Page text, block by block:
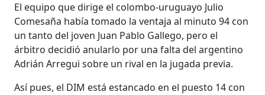
El equipo que dirige el colombo-uruguayo Julio
Comesaña había tomado la ventaja al minuto 94 con
un tanto del joven Juan Pablo Gallego, pero el
árbitro decidió anularlo por una falta del argentino
Adrián Arregui sobre un rival en la jugada previa.
Así pues, el DIM está estancado en el puesto 14 con